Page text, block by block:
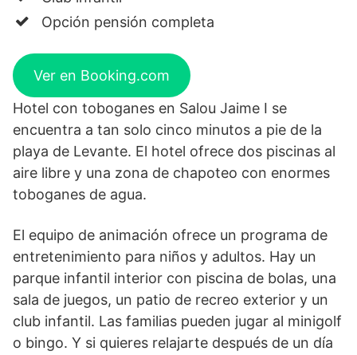
Opción pensión completa
Ver en Booking.com
Hotel con toboganes en Salou Jaime I se
encuentra a tan solo cinco minutos a pie de la
playa de Levante. El hotel ofrece dos piscinas al
aire libre y una zona de chapoteo con enormes
toboganes de agua.
El equipo de animación ofrece un programa de
entretenimiento para niños y adultos. Hay un
parque infantil interior con piscina de bolas, una
sala de juegos, un patio de recreo exterior y un
club infantil. Las familias pueden jugar al minigolf
o bingo. Y si quieres relajarte después de un día